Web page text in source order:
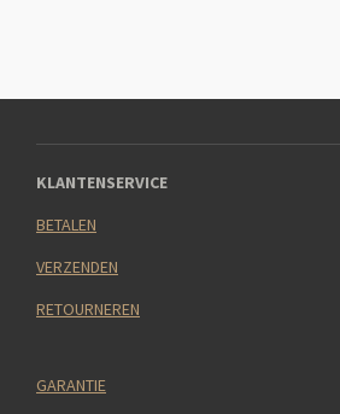
KLANTENSERVICE
BETALEN
VERZENDEN
RETOURNEREN
GARANTIE